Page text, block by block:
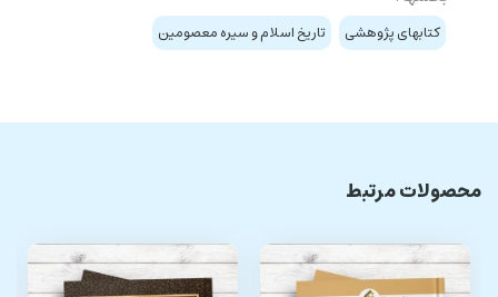
کتابهای پژوهشی تاریخ اسلام و سیره معصومین
محصولات مرتبط